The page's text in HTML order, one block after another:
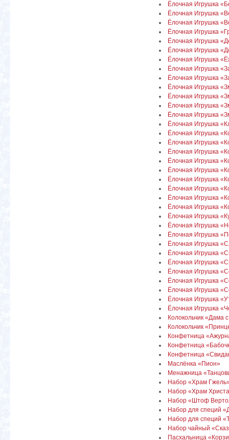
Ёлочная Игрушка
Ёлочная Игрушка
Ёлочная Игрушка
Ёлочная Игрушка
Ёлочная Игрушка
Ёлочная Игрушка
Ёлочная Игрушка
Ёлочная Игрушка
Ёлочная Игрушка
Ёлочная Игрушка
Ёлочная Игрушка
Ёлочная Игрушка
Ёлочная Игрушка
Ёлочная Игрушка
Ёлочная Игрушка
Ёлочная Игрушка
Ёлочная Игрушка
Ёлочная Игрушка
Ёлочная Игрушка
Ёлочная Игрушка
Ёлочная Игрушка
Ёлочная Игрушка
Ёлочная Игрушка
Ёлочная Игрушка
Ёлочная Игрушка
Ёлочная Игрушка
Ёлочная Игрушка
Ёлочная Игрушка
Ёлочная Игрушка
Ёлочная Игрушка
Ёлочная Игрушка
Ёлочная Игрушка
Ёлочная Игрушка
Ёлочная Игрушка
Колокольчик «Дама
Колокольчик
Конфетница
Конфетница
Конфетница
Маслёнка «Пион»
Менажница
Набор «Храм
Набор «Храм
Набор «Штоф
Набор для специй
Набор для специй
Набор чайный
Пасхальница